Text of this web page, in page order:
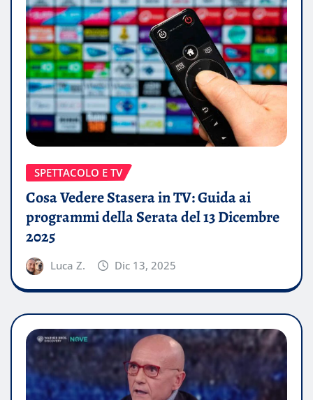
SPETTACOLO E TV
Cosa Vedere Stasera in TV: Guida ai
programmi della Serata del 13 Dicembre
2025
Luca Z. Dic 13, 2025